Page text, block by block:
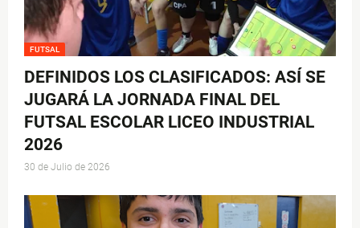
FUTSAL
DEFINIDOS LOS CLASIFICADOS: ASÍ SE
JUGARÁ LA JORNADA FINAL DEL
FUTSAL ESCOLAR LICEO INDUSTRIAL
2026
30 de Julio de 2026